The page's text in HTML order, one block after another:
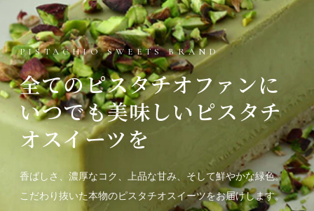
PISTACHIO SWEETS BRAND
全てのピスタチオファンに
いつでも美味しいピスタチ
オスイーツを
香ばしさ、濃厚なコク、上品な甘み、そして鮮やかな緑色。
こだわり抜いた本物のピスタチオスイーツをお届けします。